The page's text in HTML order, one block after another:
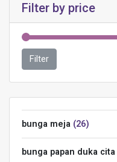
Filter by price
Filter
bunga meja 26
bunga papan duka cita